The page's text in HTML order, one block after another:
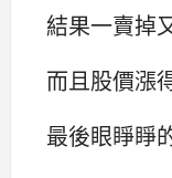
結果一賣掉
而且股價漲
最後眼睜睜